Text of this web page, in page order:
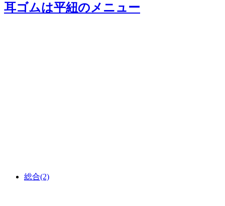
耳ゴムは平紐のメニュー
総合(2)